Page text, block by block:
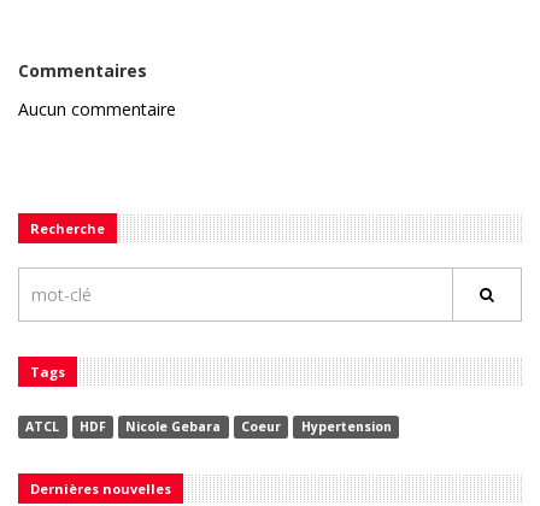
Commentaires
Aucun commentaire
Recherche
Tags
ATCL HDF Nicole Gebara Coeur Hypertension
Dernières nouvelles